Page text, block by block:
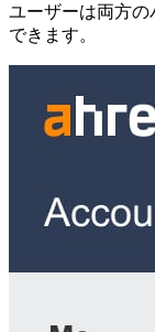
ユーザーは両方
できます。